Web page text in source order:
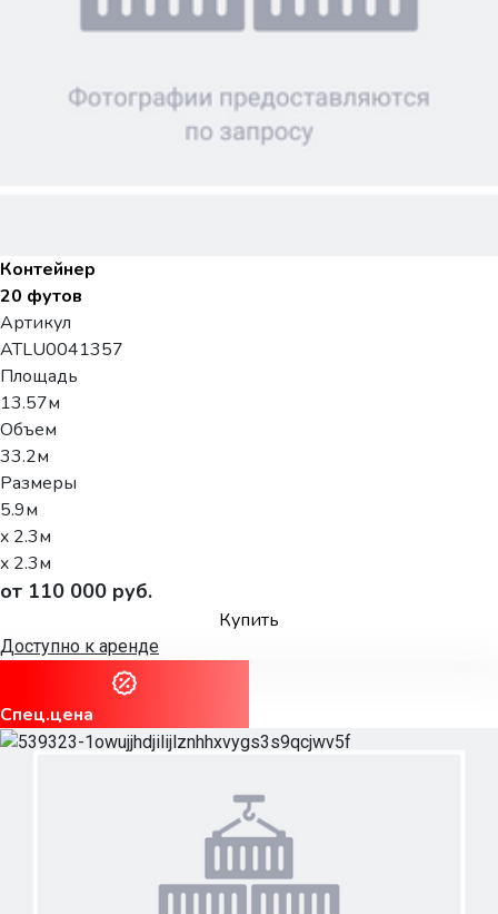
Контейнер
20 футов
Артикул
ATLU0041357
Площадь
13.57м
Объем
33.2м
Размеры
5.9м
x 2.3м
x 2.3м
от 110 000 руб.
Купить
Доступно к аренде
Спец.цена